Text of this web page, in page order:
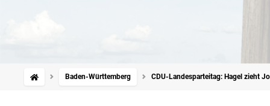
Baden-Württemberg CDU-Landesparteitag: Hagel zieht